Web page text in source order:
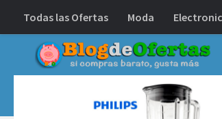
Debajo del contenido
Todas las Ofertas Moda